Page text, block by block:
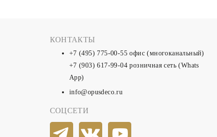
КОНТАКТЫ
+7 (495) 775-00-55 офис (многоканальный)
+7 (903) 617-99-04 розничная сеть (Whats
App)
info@opusdeco.ru
СОЦСЕТИ